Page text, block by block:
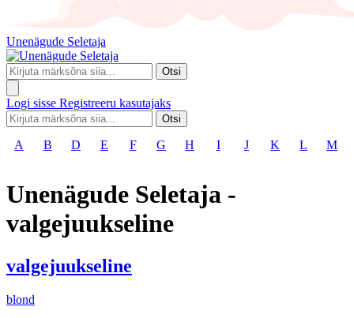
Unenägude Seletaja
Otsi
Logi sisse Registreeru kasutajaks
Otsi
A B D E F G H I J K L M
Unenägude Seletaja -
valgejuukseline
valgejuukseline
blond